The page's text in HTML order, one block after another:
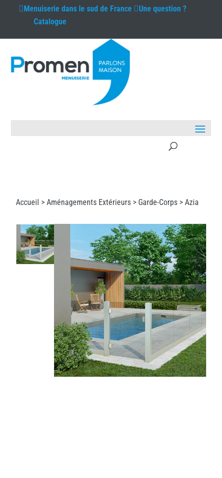
Menuiseriedans le sud de France
Une question ?
Catalogue
Accueil > Aménagements Extérieurs > Garde-Corps > Azia